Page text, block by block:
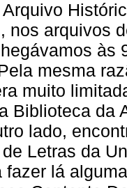
nos arquivos
às
mesma
muito
Biblioteca da
lado,
Letras da
fazer lá